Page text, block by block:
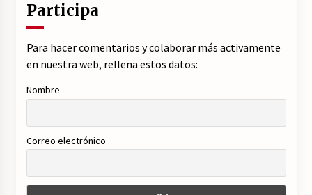
Participa
Para hacer comentarios y colaborar más activamente
en nuestra web, rellena estos datos:
Nombre
Correo electrónico